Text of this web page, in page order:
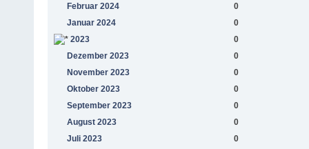
Februar 2024
0
Januar 2024
0
2023
0
Dezember 2023
0
November 2023
0
Oktober 2023
0
September 2023
0
August 2023
0
Juli 2023
0